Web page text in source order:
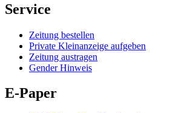
Service
Zeitung bestellen
Private Kleinanzeige aufgeben
Zeitung austragen
Gender Hinweis
E-Paper